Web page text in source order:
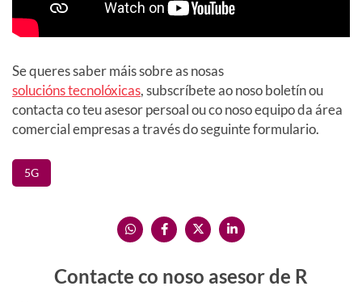
Se queres saber máis sobre as nosas
solucións tecnolóxicas, subscríbete ao noso boletín ou
contacta co teu asesor persoal ou co noso equipo da área
comercial empresas a través do seguinte formulario.
5G
Contacte co noso asesor de R